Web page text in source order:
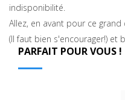
indisponibilité.
Allez, en avant pour ce
(Il faut bien s'encourager!) et
PARFAIT POUR VOUS !